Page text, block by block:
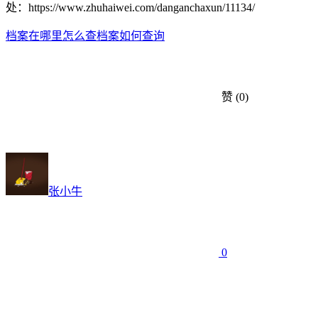
处：https://www.zhuhaiwei.com/danganchaxun/11134/
档案在哪里怎么查档案如何查询
赞 (0)
张小牛
0